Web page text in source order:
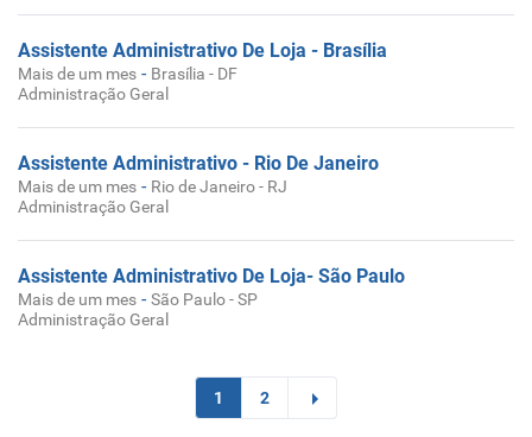
Assistente Administrativo De Loja - Brasília
Mais de um mes - Brasília - DF
Administração Geral
Assistente Administrativo - Rio De Janeiro
Mais de um mes - Rio de Janeiro - RJ
Administração Geral
Assistente Administrativo De Loja- São Paulo
Mais de um mes -São Paulo - SP
Administração Geral
1 2